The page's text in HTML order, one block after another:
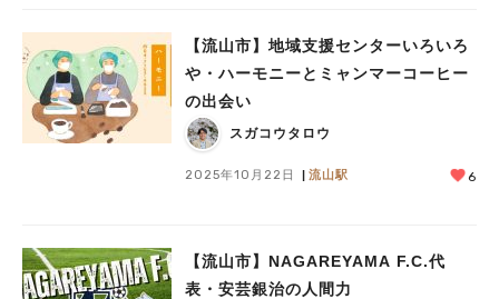
【流山市】地域支援センターいろいろ
や・ハーモニーとミャンマーコーヒー
の出会い
スガコウタロウ
2025年10月22日 流山駅 6
【流山市】NAGAREYAMA F.C.代
表・安芸銀治の人間力